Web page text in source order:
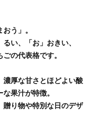
う」。
い、「お」おきい、
の代表格です。
濃厚な甘さとほどよい酸
果汁が特徴。
贈り物や特別な日のデザ